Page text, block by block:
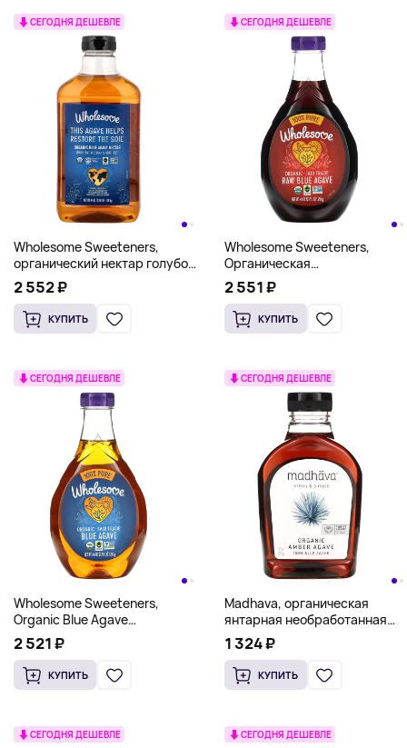
СЕГОДНЯ ДЕШЕВЛЕ
Wholesome Sweeteners,
органический нектар голубой
агавы, 1,25 кг (44 унции)
2 552 ₽
КУПИТЬ
СЕГОДНЯ ДЕШЕВЛЕ
Wholesome Sweeteners,
Органическая
необработанная голубая
агава, 1,25 кг (44 унции)
2 551 ₽
КУПИТЬ
СЕГОДНЯ ДЕШЕВЛЕ
Wholesome Sweeteners,
Organic Blue Agave
(Органическая голубая
агава), 1,25 кг (44 унции)
2 521 ₽
КУПИТЬ
СЕГОДНЯ ДЕШЕВЛЕ
Madhava, органическая
янтарная необработанная
голубая агава, 667 г
(23,5 унции)
1 324 ₽
КУПИТЬ
СЕГОДНЯ ДЕШЕВЛЕ СЕГОДНЯ ДЕШЕВЛЕ